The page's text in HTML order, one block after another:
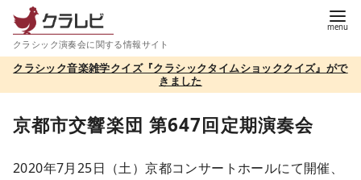
テ
ツ
クラシック演奏会に関する情報サイト
クラシック音楽雑学クイズ『クラシックタイムショッククイズ』がで
きました
京都市交響楽団 第647回定期演奏会
2020年7月25日（土）京都コンサートホールにて開催、